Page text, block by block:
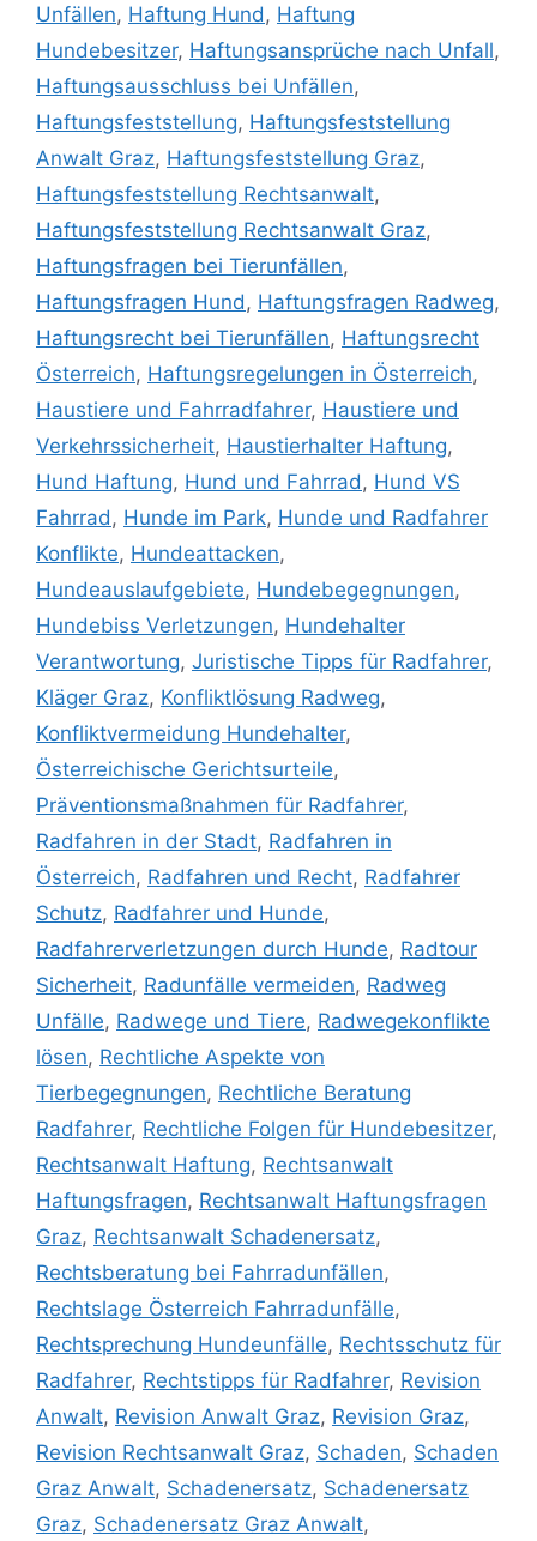
Unfällen, Haftung Hund , Haftung
Hundebesitzer, Haftungsansprüche nach Unfall,
Haftungsausschluss bei Unfällen,
Haftungsfeststellung, Haftungsfeststellung
Anwalt Graz, Haftungsfeststellung Graz,
Haftungsfeststellung Rechtsanwalt,
Haftungsfeststellung Rechtsanwalt Graz,
Haftungsfragen bei Tierunfällen,
Haftungsfragen Hund , Haftungsfragen Radweg,
Haftungsrecht bei Tierunfällen, Haftungsrecht
Österreich, Haftungsregelungen in Österreich,
Haustiere und Fahrradfahrer, Haustiere und
Verkehrssicherheit, Haustierhalter Haftung,
Hund Haftung, Hund und Fahrrad , Hund VS
Fahrrad , Hunde im Park, Hunde und Radfahrer
Konflikte, Hundeattacken,
Hundeauslaufgebiete, Hundebegegnungen,
Hundebiss Verletzungen, Hundehalter
Verantwortung, Juristische Tipps für Radfahrer,
Kläger Graz, Konfliktlösung Radweg,
Konfliktvermeidung Hundehalter,
Österreichische Gerichtsurteile,
Präventionsmaßnahmen für Radfahrer,
Radfahren in der Stadt, Radfahren in
Österreich, Radfahren und Recht, Radfahrer
Schutz, Radfahrer und Hunde,
Radfahrerverletzungen durch Hunde, Radtour
Sicherheit, Radunfälle vermeiden, Radweg
Unfälle, Radwege und Tiere, Radwegekonflikte
lösen, Rechtliche Aspekte von
Tierbegegnungen, Rechtliche Beratung
Radfahrer, Rechtliche Folgen für Hundebesitzer,
Rechtsanwalt Haftung, Rechtsanwalt
Haftungsfragen, Rechtsanwalt Haftungsfragen
Graz, Rechtsanwalt Schadenersatz,
Rechtsberatung bei Fahrradunfällen,
Rechtslage Österreich Fahrradunfälle,
Rechtsprechung Hundeunfälle, Rechtsschutz für
Radfahrer, Rechtstipps für Radfahrer, Revision
Anwalt, Revision Anwalt Graz, Revision Graz,
Revision Rechtsanwalt Graz, Schaden, Schaden
Graz Anwalt, Schadenersatz, Schadenersatz
Graz, Schadenersatz Graz Anwalt,